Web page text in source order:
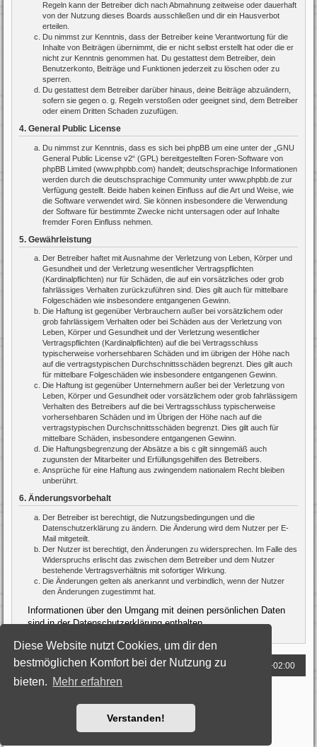
Diese Website nutzt Cookies, um dir den
bestmöglichen Komfort bei der Nutzung zu
bieten. Mehr erfahren
Verstanden!
Regeln kann der Betreiber dich nach Abmahnung zeitweise oder dauerhaft
von der Nutzung dieses Boards ausschließen und dir ein Hausverbot
erteilen.
Du nimmst zur Kenntnis, dass der Betreiber keine Verantwortung für die
Inhalte von Beiträgen übernimmt, die er nicht selbst erstellt hat oder die er
nicht zur Kenntnis genommen hat. Du gestattest dem Betreiber, dein
Benutzerkonto, Beiträge und Funktionen jederzeit zu löschen oder zu
sperren.
Du gestattest dem Betreiber darüber hinaus, deine Beiträge abzuändern,
sofern sie gegen o. g. Regeln verstoßen oder geeignet sind, dem Betreiber
oder einem Dritten Schaden zuzufügen.
4. General Public License
Du nimmst zur Kenntnis, dass es sich bei phpBB um eine unter der „ GNU
General Public License v2“ (GPL) bereitgestellten Foren-Software von
phpBB Limited (www.phpbb.com) handelt; deutschsprachige Informationen
werden durch die deutschsprachige Community unter www.phpbb.de zur
Verfügung gestellt. Beide haben keinen Einfluss auf die Art und Weise, wie
die Software verwendet wird. Sie können insbesondere die Verwendung
der Software für bestimmte Zwecke nicht untersagen oder auf Inhalte
fremder Foren Einfluss nehmen.
5. Gewährleistung
Der Betreiber haftet mit Ausnahme der Verletzung von Leben, Körper und
Gesundheit und der Verletzung wesentlicher Vertragspflichten
(Kardinalpflichten) nur für Schäden, die auf ein vorsätzliches oder grob
fahrlässiges Verhalten zurückzuführen sind. Dies gilt auch für mittelbare
Folgeschäden wie insbesondere entgangenen Gewinn.
Die Haftung ist gegenüber Verbrauchern außer bei vorsätzlichem oder
grob fahrlässigem Verhalten oder bei Schäden aus der Verletzung von
Leben, Körper und Gesundheit und der Verletzung wesentlicher
Vertragspflichten (Kardinalpflichten) auf die bei Vertragsschluss
typischerweise vorhersehbaren Schäden und im übrigen der Höhe nach
auf die vertragstypischen Durchschnittsschäden begrenzt. Dies gilt auch
für mittelbare Folgeschäden wie insbesondere entgangenen Gewinn.
Die Haftung ist gegenüber Unternehmern außer bei der Verletzung von
Leben, Körper und Gesundheit oder vorsätzlichem oder grob fahrlässigem
Verhalten des Betreibers auf die bei Vertragsschluss typischerweise
vorhersehbaren Schäden und im Übrigen der Höhe nach auf die
vertragstypischen Durchschnittsschäden begrenzt. Dies gilt auch für
mittelbare Schäden, insbesondere entgangenen Gewinn.
Die Haftungsbegrenzung der Absätze a bis c gilt sinngemäß auch
zugunsten der Mitarbeiter und Erfüllungsgehilfen des Betreibers.
Ansprüche für eine Haftung aus zwingendem nationalem Recht bleiben
unberührt.
6. Änderungsvorbehalt
Der Betreiber ist berechtigt, die Nutzungsbedingungen und die
Datenschutzerklärung zu ändern. Die Änderung wird dem Nutzer per E-
Mail mitgeteilt.
Der Nutzer ist berechtigt, den Änderungen zu widersprechen. Im Falle des
Widerspruchs erlischt das zwischen dem Betreiber und dem Nutzer
bestehende Vertragsverhältnis mit sofortiger Wirkung.
Die Änderungen gelten als anerkannt und verbindlich, wenn der Nutzer
den Änderungen zugestimmt hat.
Informationen über den Umgang mit deinen persönlichen Daten
sind in der Datenschutzerklärung enthalten.
Foren-Übersicht Alle Zeiten sind UTC+02:00
Powered byphpBB® Forum Software © phpBB Limited
Deutsche Übersetzung durchphpBB.de
Style: Black-Silver by Joyce&Luna
phpBB-Style-Design
Nutzungsbedingungen